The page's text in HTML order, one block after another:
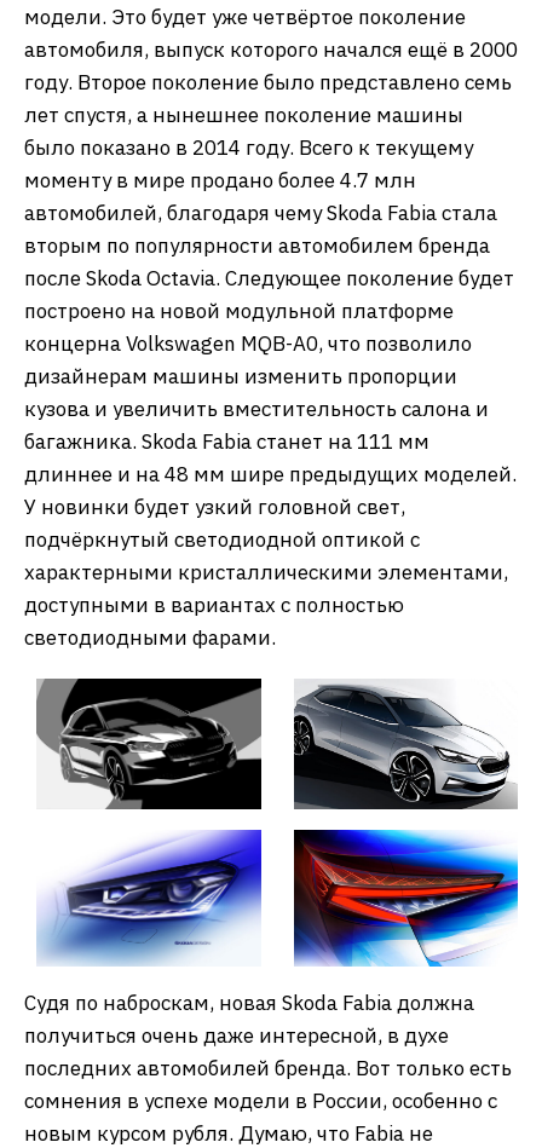
модели. Это будет уже четвёртое поколение
автомобиля, выпуск которого начался ещё в 2000
году. Второе поколение было представлено семь
лет спустя, а нынешнее поколение машины
было показано в 2014 году. Всего к текущему
моменту в мире продано более 4.7 млн
автомобилей, благодаря чему Skoda Fabia стала
вторым по популярности автомобилем бренда
после Skoda Octavia. Следующее поколение будет
построено на новой модульной платформе
концерна Volkswagen MQB-A0, что позволило
дизайнерам машины изменить пропорции
кузова и увеличить вместительность салона и
багажника. Skoda Fabia станет на 111 мм
длиннее и на 48 мм шире предыдущих моделей.
У новинки будет узкий головной свет,
подчёркнутый светодиодной оптикой с
характерными кристаллическими элементами,
доступными в вариантах с полностью
светодиодными фарами.
Судя по наброскам, новая Skoda Fabia должна
получиться очень даже интересной, в духе
последних автомобилей бренда. Вот только есть
сомнения в успехе модели в России, особенно с
новым курсом рубля. Думаю, что Fabia не